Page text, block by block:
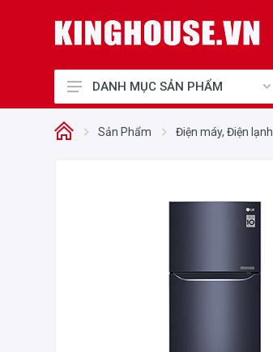
Sức Khỏe và Làm Đẹp
Phụ kiện tủ bếp, Khóa điện tử
DANH MỤC SẢN PHẨM
Sản Phẩm Điện máy, Điện lạnh